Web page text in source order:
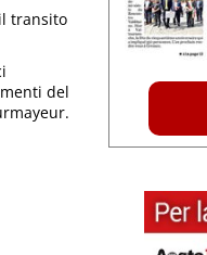
transito
del